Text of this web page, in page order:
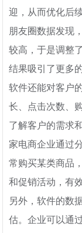
迎，从而优化后
朋友圈数据发现
较高，于是调整
结果吸引了更多
软件还能对客户
长、点击次数、
了解客户的需求
家电商企业通过
常购买某类商品
和促销活动，有
另外，软件的数
估。企业可以通